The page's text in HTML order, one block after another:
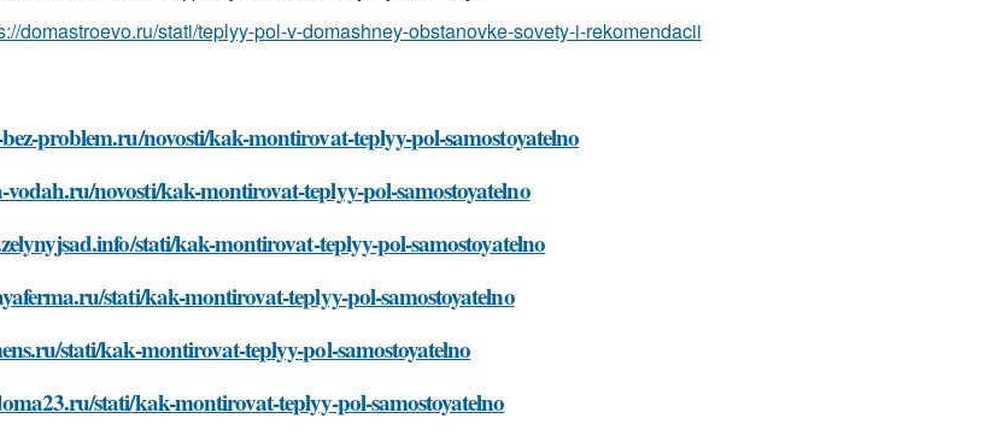
domastroevo.ru/stati/teplyy-pol-v-domashney-obstanovke-sovety-i-rekomendacii
problem.ru/novosti/kak-montirovat-teplyy-pol-samostoyatelno
novosti/kak-montirovat-teplyy-pol-samostoyatelno
stati/kak-montirovat-teplyy-pol-samostoyatelno
stati/kak-montirovat-teplyy-pol-samostoyatelno
stati/kak-montirovat-teplyy-pol-samostoyatelno
stati/kak-montirovat-teplyy-pol-samostoyatelno